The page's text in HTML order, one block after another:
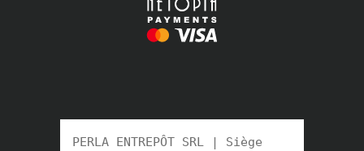
PERLA ENTREPÔT SRL | Siège